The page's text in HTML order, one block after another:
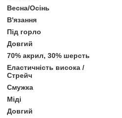
Весна/Осінь
В'язання
Під горло
Довгий
70% акрил, 30% шерсть
Еластичність висока /
Стрейч
Смужка
Міді
Довгий